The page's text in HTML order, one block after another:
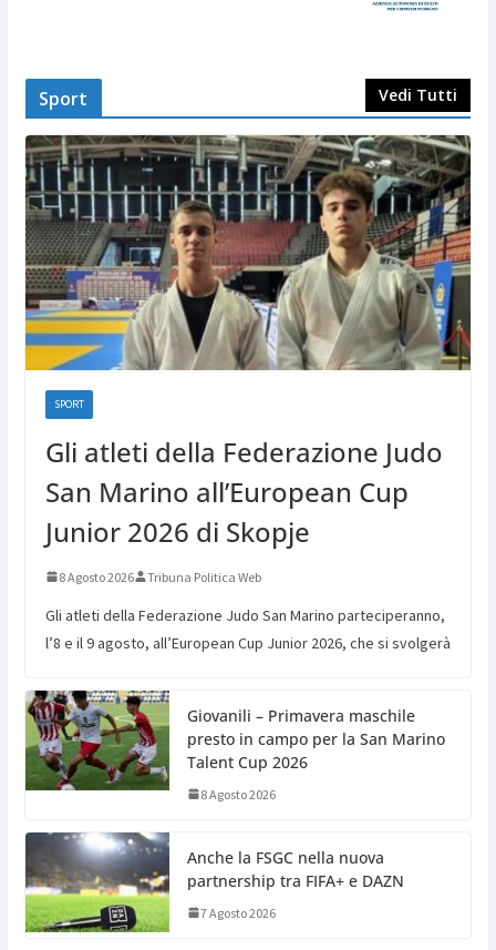
Sport Vedi Tutti
SPORT
Gli atleti della Federazione Judo
San Marino all’European Cup
Junior 2026 di Skopje
8 Agosto 2026 Tribuna Politica Web
Gli atleti della Federazione Judo San Marino parteciperanno,
l’8 e il 9 agosto, all’European Cup Junior 2026, che si svolgerà
Giovanili – Primavera maschile
presto in campo per la San Marino
Talent Cup 2026
8 Agosto 2026
Anche la FSGC nella nuova
partnership tra FIFA+ e DAZN
7 Agosto 2026